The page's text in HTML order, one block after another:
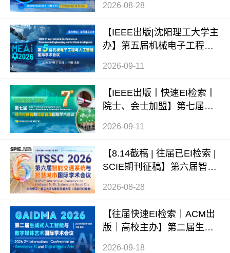
（ICAMIM 2026）
2026-08-28
【IEEE出版|沈阳理工大学主
办】第五届机械电子工程与
2026-09-11
【IEEE出版丨快速EI检索丨
院士、会士加盟】第七届现
2026-09-11
【8.14截稿 | 往届已EI检索 |
SCIE期刊征稿】第六届智能
2026-08-28
【往届快速EI检索｜ACM出
版｜高校主办】第二届生成
2026-09-18